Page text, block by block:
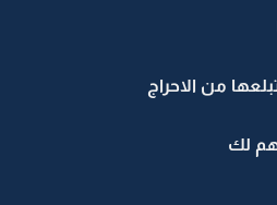
من الاحراج
لك